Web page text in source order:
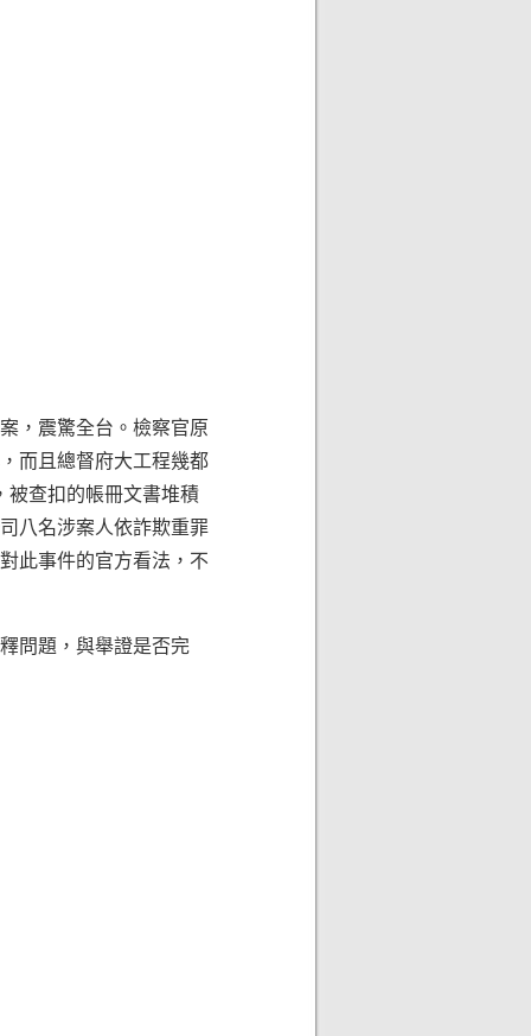
，震驚全台。檢察官原
而且總督府大工程幾都
被查扣的帳冊文書堆積
八名涉案人依詐欺重罪
此事件的官方看法，不
問題，與舉證是否完